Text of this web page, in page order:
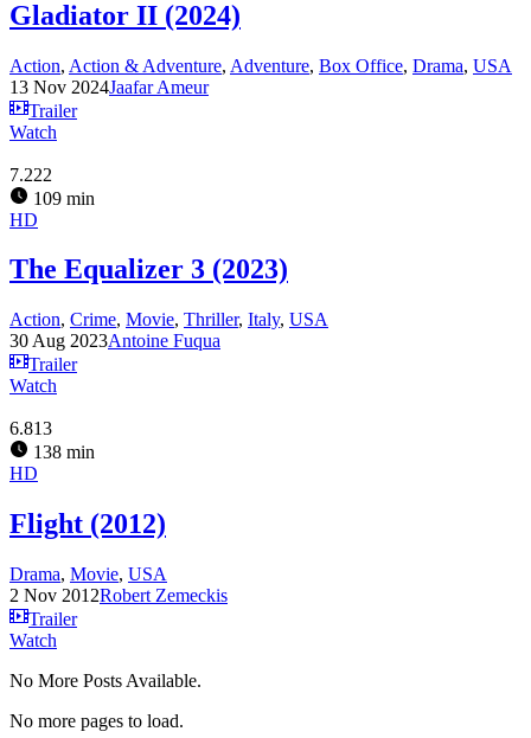
Gladiator II (2024)
Action, Action & Adventure, Adventure, Box Office, Drama, USA
13 Nov 2024Jaafar Ameur
Trailer
Watch
7.222
109 min
HD
The Equalizer 3 (2023)
Action, Crime, Movie, Thriller, Italy, USA
30 Aug 2023Antoine Fuqua
Trailer
Watch
6.813
138 min
HD
Flight (2012)
Drama, Movie, USA
2 Nov 2012Robert Zemeckis
Trailer
Watch
No More Posts Available.
No more pages to load.